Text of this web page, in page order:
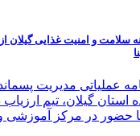
سلامت و امنیت غذایی گیلان
عملیاتی مدیریت
استان گیلان، تیم
حضور در مرکز آموزشی